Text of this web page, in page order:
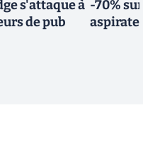
s'attaque à
de pub
-70%